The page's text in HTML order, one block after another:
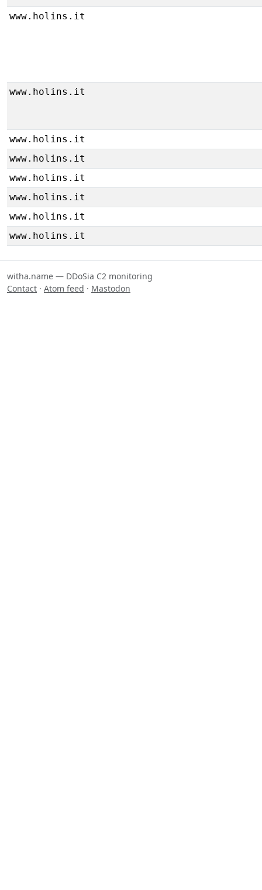
www.holins.it
www.holins.it
www.holins.it
www.holins.it
www.holins.it
www.holins.it
www.holins.it
www.holins.it
witha.name — DDoSia C2 monitoring
Contact · Atom feed · Mastodon